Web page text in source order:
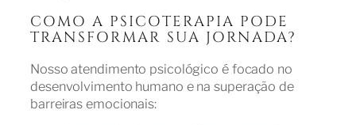
COMO A PSICOTERAPIA PODE
TRANSFORMAR SUA JORNADA?
Nosso atendimento psicológico é focado no
desenvolvimento humano e na superação de
barreiras emocionais: